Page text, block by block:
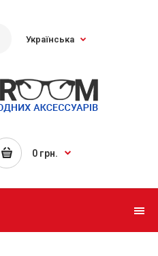
Українська
0 грн.